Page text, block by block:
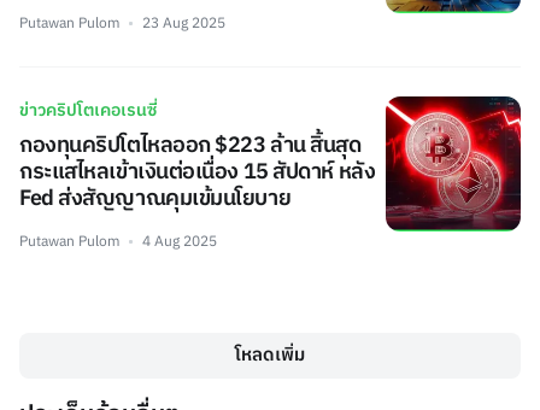
Putawan Pulom 23 Aug 2025
ข่าวคริปโตเคอเรนซี่
กองทุนคริปโตไหลออก $223 ล้าน สิ้นสุด
กระแสไหลเข้าเงินต่อเนื่อง 15 สัปดาห์ หลัง
Fed ส่งสัญญาณคุมเข้มนโยบาย
Putawan Pulom 4 Aug 2025
โหลดเพิ่ม